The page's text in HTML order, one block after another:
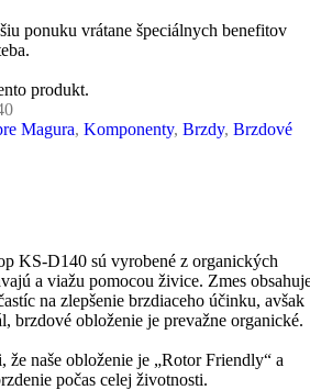
ponuku vrátane špeciálnych benefitov
produkt.
Magura, Komponenty, Brzdy, Brzdové
KS-D140 sú vyrobené z organických
a viažu pomocou živice. Zmes
na zlepšenie brzdiaceho účinku, avšak
brzdové obloženie je prevažne organické.
že naše obloženie je „Rotor Friendly“ a
počas celej životnosti.